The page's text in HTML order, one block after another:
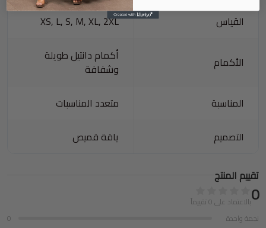
القياس
XS, L, S, M, XL, 2XL
الأكمام
أكمام دانتيل طويلة
وشفافة
المناسبة
متعدد المناسبات
التصميم
ياقة قميص
تقييم المنتج
0بالاعتماد على 0 تقييماً
نجمة واحدة
0